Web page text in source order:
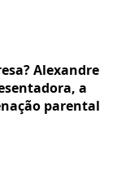
Alexandre
a
parental